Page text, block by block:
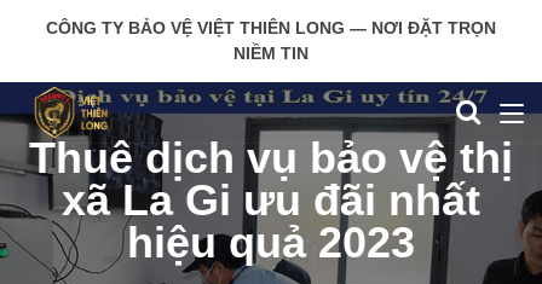
CÔNG TY BẢO VỆ VIỆT THIÊN LONG — NƠI ĐẶT TRỌN
NIỀM TIN
Thuê dịch vụ bảo vệ thị
xã La Gi ưu đãi nhất
hiệu quả 2023